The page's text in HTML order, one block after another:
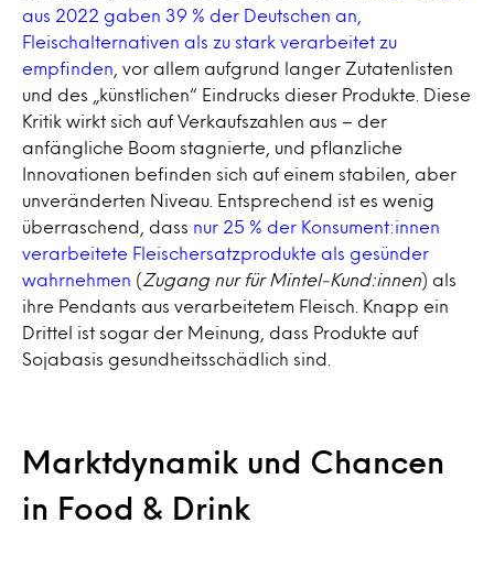
aus 2022 gaben 39 % der Deutschen an,
Fleischalternativen als zu stark verarbeitet zu
empfinden , vor allem aufgrund langer Zutatenlisten
und des „künstlichen“ Eindrucks dieser Produkte. Diese
Kritik wirkt sich auf Verkaufszahlen aus – der
anfängliche Boom stagnierte, und pflanzliche
Innovationen befinden sich auf einem stabilen, aber
unveränderten Niveau. Entsprechend ist es wenig
überraschend, dass nur 25 % der Konsument:innen
verarbeitete Fleischersatzprodukte als gesünder
wahrnehmen ( Zugang nur für Mintel-Kund:innen) als
ihre Pendants aus verarbeitetem Fleisch. Knapp ein
Drittel ist sogar der Meinung, dass Produkte auf
Sojabasis gesundheitsschädlich sind.
Marktdynamik und Chancen
in Food & Drink